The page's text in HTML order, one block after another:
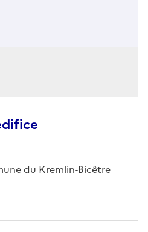
du Kremlin-Bicêtre